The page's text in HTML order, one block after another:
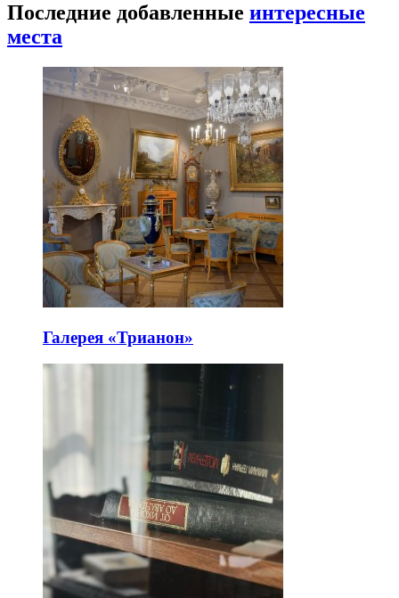
Последние добавленные интересные
места
Галерея «Трианон»